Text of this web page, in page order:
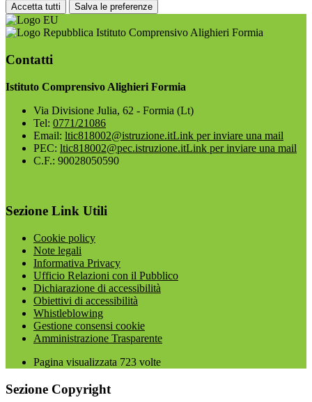
Accetta tutti Salva le preferenze
Istituto Comprensivo Alighieri Formia
Contatti
Istituto Comprensivo Alighieri Formia
Via Divisione Julia, 62 - Formia (Lt)
Tel: 0771/21086
Email: ltic818002@istruzione.itLink per inviare una mail
PEC: ltic818002@pec.istruzione.itLink per inviare una mail
C.F.: 90028050590
Sezione Link Utili
Cookie policy
Note legali
Informativa Privacy
Ufficio Relazioni con il Pubblico
Dichiarazione di accessibilità
Obiettivi di accessibilità
Whistleblowing
Gestione consensi cookie
Amministrazione Trasparente
Pagina visualizzata 723 volte
Sezione Copyright